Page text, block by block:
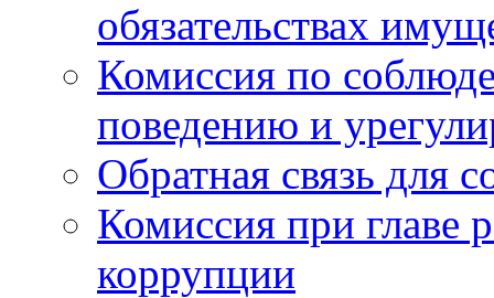
обязательствах
Комиссия по
поведению и
Обратная связь для
Комиссия при главе
коррупции